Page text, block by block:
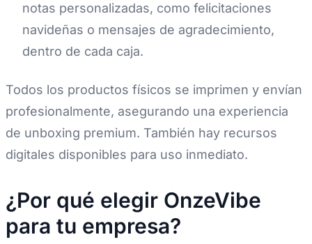
notas personalizadas, como felicitaciones
navideñas o mensajes de agradecimiento,
dentro de cada caja.
Todos los productos físicos se imprimen y envían
profesionalmente, asegurando una experiencia
de unboxing premium. También hay recursos
digitales disponibles para uso inmediato.
¿Por qué elegir OnzeVibe
para tu empresa?